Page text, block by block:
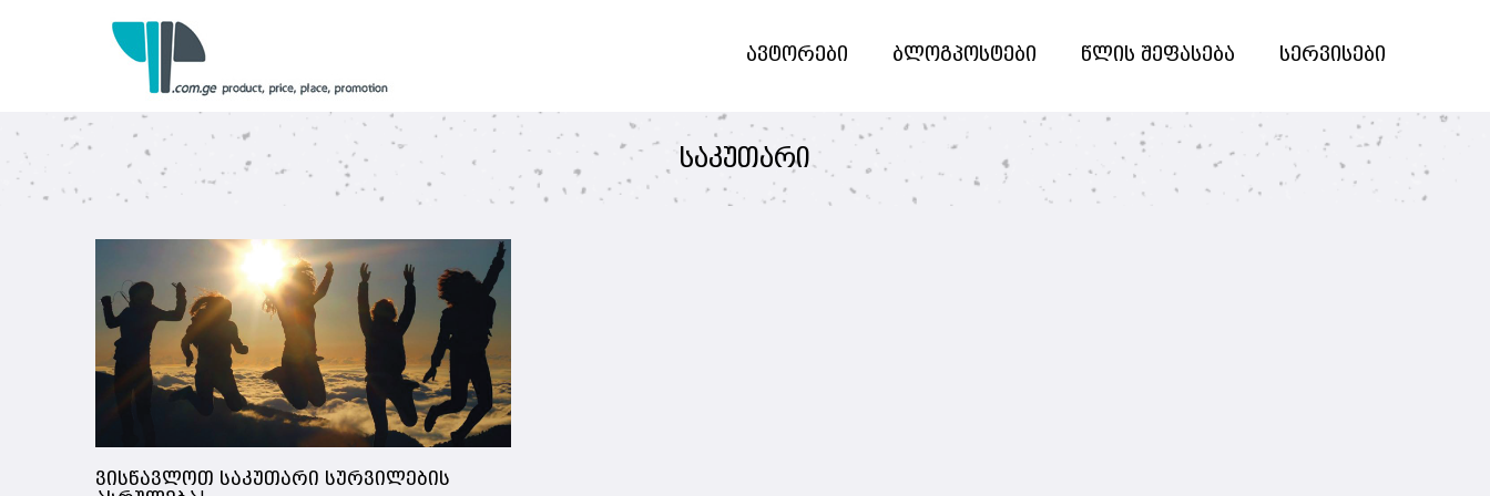
ავტორები ბლოგპოსტები წლის შეფასება სერვისები
საკუთარი
ვისწავლოთ საკუთარი სურვილების